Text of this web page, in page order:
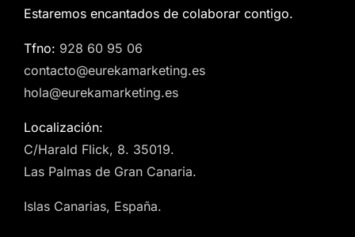
Estaremos encantados de colaborar contigo.
Tfno: 928 60 95 06
contacto@eurekamarketing.es
hola@eurekamarketing.es
Localización:
C/Harald Flick, 8. 35019.
Las Palmas de Gran Canaria.
Islas Canarias, España.